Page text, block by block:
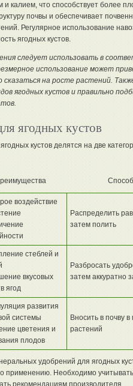
калием, что способствует более
почвы и обеспечивает
Регулярное использование
ягодных кустов.
следует использовать в
использование может
на росте растений.
ягодных кустов и правильно
ягодных кустов
кустов делятся на две
воздействие
Распределить
затем полить
стеблей и
вкусовых
ягод
Разбросать
затем аккуратно
развития
системы
цветения и
плодов
Вносить в почву
растений
удобрений для ягодных
применению. Необходимо
рекомендациям производителя.